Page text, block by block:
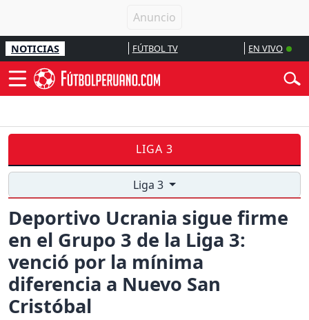
NOTICIAS FÚTBOL TV EN VIVO
LIGA 3
Liga 3
Deportivo Ucrania sigue firme
en el Grupo 3 de la Liga 3:
venció por la mínima
diferencia a Nuevo San
Cristóbal